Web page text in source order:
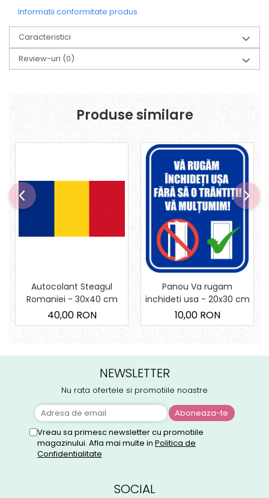
Informatii conformitate produs
Caracteristici
Review-uri (0)
Produse similare
Autocolant Steagul
Romaniei - 30x40 cm
40,00 RON
Panou Va rugam
inchideti usa - 20x30 cm
10,00 RON
NEWSLETTER
Nu rata ofertele si promotiile noastre
Vreau sa primesc newsletter cu promotiile
magazinului. Afla mai multe in Politica de
Confidentialitate
SOCIAL